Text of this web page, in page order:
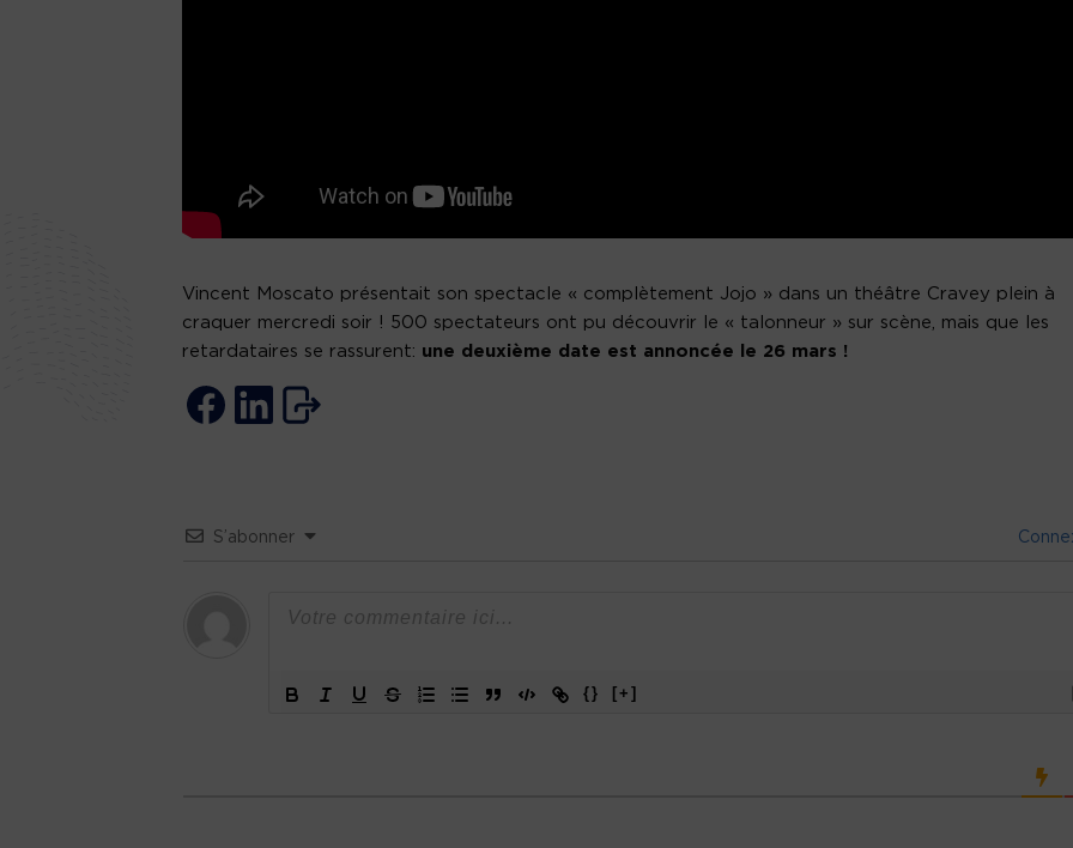
Vincent Moscato présentait son spectacle « complètement Jojo » dans un théâtre Cravey plein à
craquer mercredi soir ! 500 spectateurs ont pu découvrir le « talonneur » sur scène, mais que les
retardataires se rassurent: une deuxième date est annoncée le 26 mars !
S’abonner
{} [+]